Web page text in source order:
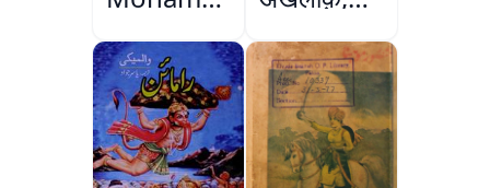
Ali Ek
Mutala
अमृतसर